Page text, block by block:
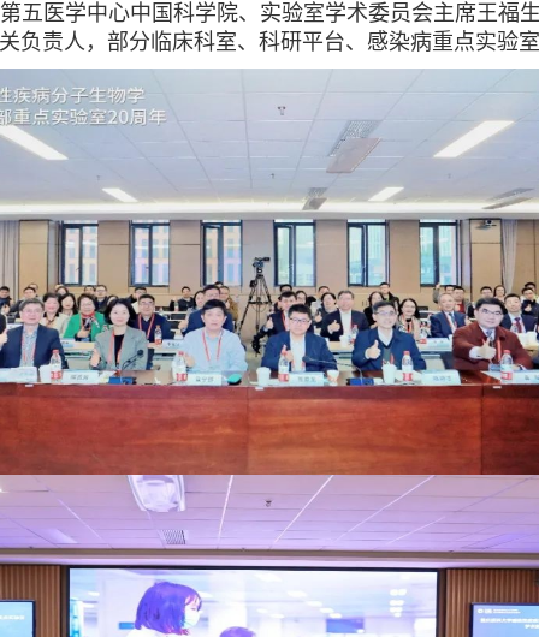
五医学中心中国科学院、实验室学术委员会主席王
负责人，部分临床科室、科研平台、感染病重点实验